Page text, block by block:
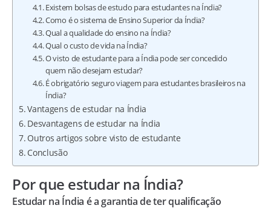
Existem bolsas de estudo para estudantes na Índia?
Como é o sistema de Ensino Superior da Índia?
Qual a qualidade do ensino na Índia?
Qual o custo de vida na Índia?
O visto de estudante para a Índia pode ser concedido
quem não desejam estudar?
É obrigatório seguro viagem para estudantes brasileiros na
Índia?
Vantagens de estudar na Índia
Desvantagens de estudar na Índia
Outros artigos sobre visto de estudante
Conclusão
Por que estudar na Índia?
Estudar na Índia é a garantia de ter qualificação